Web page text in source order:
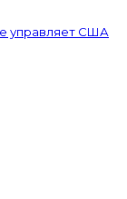
управляет США